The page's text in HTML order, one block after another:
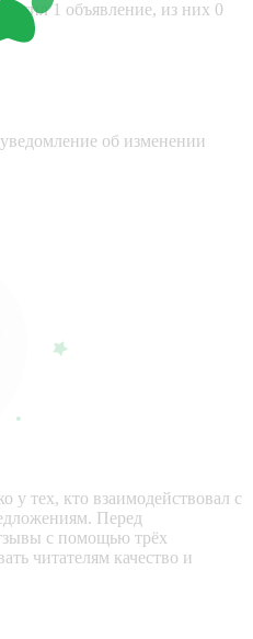
1 объявление, из них 0
об изменении
у тех, кто взаимодействовал с
Перед
с помощью трёх
читателям качество и